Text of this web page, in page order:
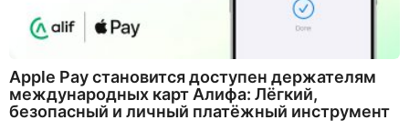
Apple Pay становится доступен держателям
международных карт Алифа: Лёгкий,
безопасный и личный платёжный инструмент